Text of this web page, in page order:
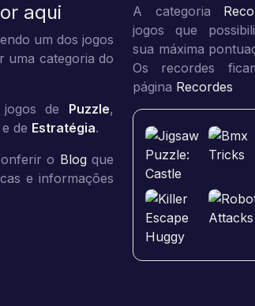
aqui
um dos jogos
uma categoria do
jogos de Puzzle,
e de Estratégia.
o Blog que
e informações
A categoria
jogos que
sua máxima
Os recordes
página Recordes